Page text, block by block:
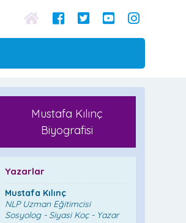
Mustafa Kılınç
Biyografisi
Yazarlar
Mustafa Kılınç
NLP Uzman Eğitimcisi
Sosyolog - Siyasi Koç - Yazar